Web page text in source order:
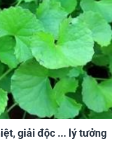
giải độc ... lý tưởng